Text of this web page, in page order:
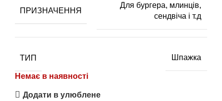
ПРИЗНАЧЕННЯ
Для бургера, млинців,
сендвіча і т.д
ТИП Шпажка
Немає в наявності
Додати в улюблене